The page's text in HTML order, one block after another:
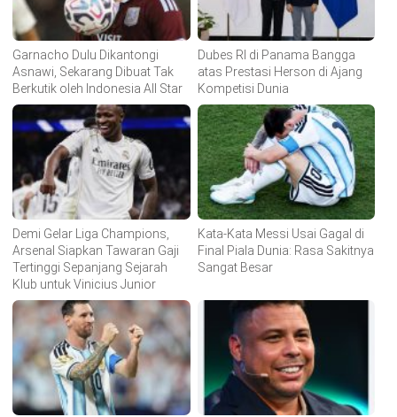
Garnacho Dulu Dikantongi
Asnawi, Sekarang Dibuat Tak
Berkutik oleh Indonesia All Star
Dubes RI di Panama Bangga
atas Prestasi Herson di Ajang
Kompetisi Dunia
Demi Gelar Liga Champions,
Arsenal Siapkan Tawaran Gaji
Tertinggi Sepanjang Sejarah
Klub untuk Vinicius Junior
Kata-Kata Messi Usai Gagal di
Final Piala Dunia: Rasa Sakitnya
Sangat Besar